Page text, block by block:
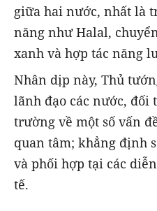
giữa hai nước, nhất là
năng như Halal,
xanh và hợp tác năng
Nhân dịp này, Thủ
lãnh đạo các nước, đối
trường về một số vấn
quan tâm; khẳng định
và phối hợp tại các
tế.